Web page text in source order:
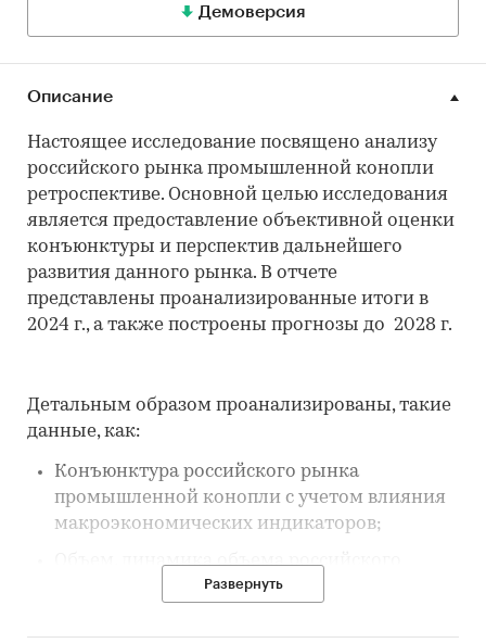
Демоверсия
Описание
Настоящее исследование посвящено анализу
российского рынка промышленной конопли
ретроспективе. Основной целью исследования
является предоставление объективной оценки
конъюнктуры и перспектив дальнейшего
развития данного рынка. В отчете
представлены проанализированные итоги в
2024 г., а также построены прогнозы до 2028 г.
Детальным образом проанализированы, такие
данные, как:
Конъюнктура российского рынка
промышленной конопли с учетом влияния
макроэкономических индикаторов;
Объем, динамика объема российского
рынка в ретроспективе;
Развернуть